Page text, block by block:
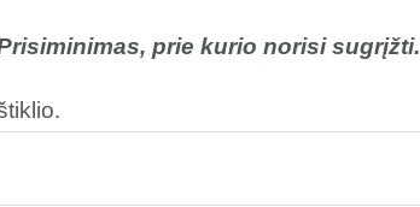
prie kurio norisi sugrįžti.